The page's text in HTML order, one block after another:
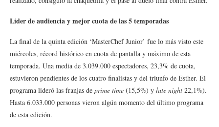
Líder de audiencia y mejor cuota de las 5 temporadas
La final de la quinta edición ‘MasterChef Junior’ fue lo más visto este
miércoles, récord histórico en cuota de pantalla y máximo de esta
temporada. Una media de 3.039.000 espectadores, 23,3% de cuota,
estuvieron pendientes de los cuatro finalistas y del triunfo de Esther. El
programa lideró las franjas de prime time (15,5%) y late night 22,1%).
Hasta 6.033.000 personas vieron algún momento del último programa
de esta edición.